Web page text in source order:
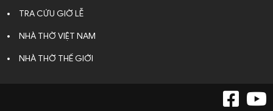
TRA CỨU GIỜ LỄ
NHÀ THỜ VIỆT NAM
NHÀ THỜ THẾ GIỚI